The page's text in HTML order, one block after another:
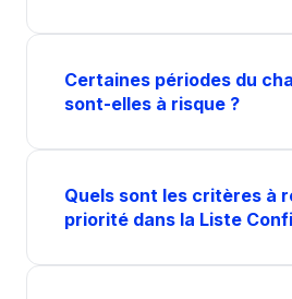
Certaines périodes du
sont-elles à risque ?
Quels sont les critères à
priorité dans la Liste